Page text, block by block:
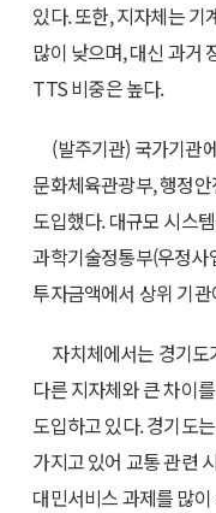
있다. 또한, 지자체는
많이 낮으며, 대신 과거
TTS 비중은 높다.
(발주기관) 국가기관
문화체육관광부, 행정
도입했다. 대규모 시스
과학기술정통부(우정사
투자금액에서 상위 기
자치체에서는 경기
다른 지자체와 큰 차이
도입하고 있다. 경기도
가지고 있어 교통 관련
대민서비스 과제를 많